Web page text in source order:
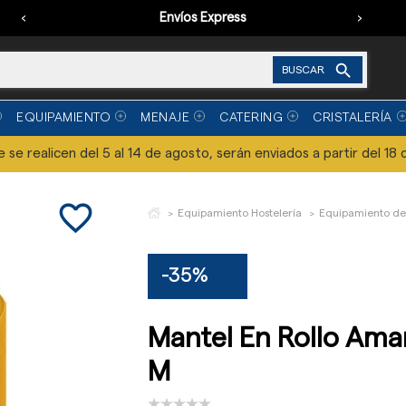
Envíos Express
‹ ›
BUSCAR 
EQUIPAMIENTO MENAJE CATERING CRISTALERÍA
se realicen del 5 al 14 de agosto, serán enviados a partir del
favorite_border Equipamiento Hostelería Equipamiento
-35%
Mantel En Rollo
M